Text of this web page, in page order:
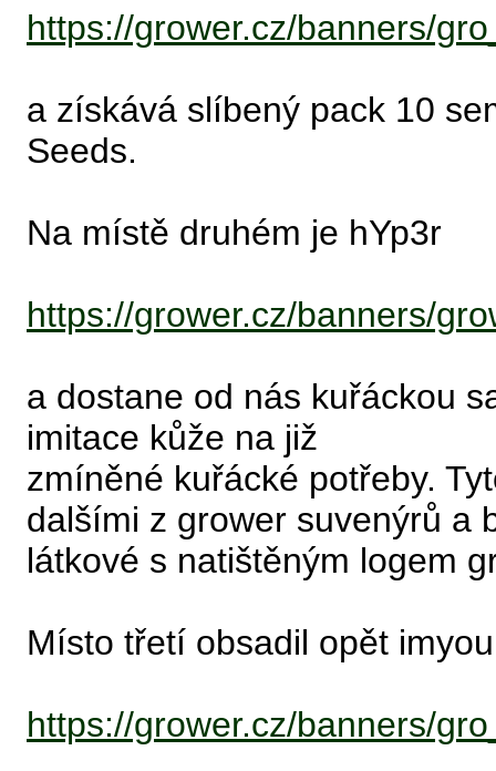
https://grower.cz/banners/
a získává slíbený pack 10
Seeds.
Na místě druhém je hYp3r
https://grower.cz/banners/
a dostane od nás kuřáckou
imitace kůže na již
zmíněné kuřácké potřeby.
dalšími z grower suvenýrů a
látkové s natištěným logem
Místo třetí obsadil opět imyou
https://grower.cz/banners/